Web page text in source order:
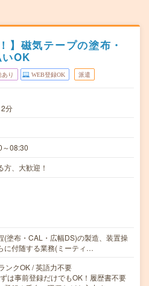
】磁気テープの塗布・
OK
り WEB登録OK 派遣
分
08:30
、大歓迎！
(塗布・CAL・広幅DS)の製造、装置操
に付随する業務(ミーティ…
ンクOK / 英語力不要
は事前登録だけでもOK！履歴書不要